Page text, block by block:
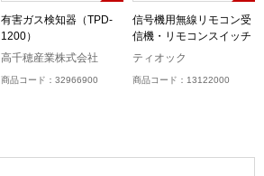
有害ガス検知器（TPD-
1200）
高千穂産業株式会社
商品コード：32966900
信号機用無線リモコン受
信機・リモコンスイッチ
ティオック
商品コード：13122000